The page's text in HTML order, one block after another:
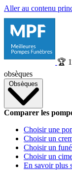
Aller au contenu
🏆 1
obsèques
Obsèques
Comparer les
Choisir une
Choisir un
Choisir un
Choisir un
En savoir plus